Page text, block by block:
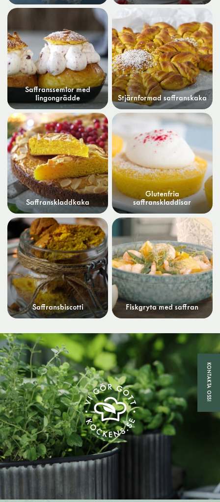
Saffranssemlor med
lingongrädde
Stjärnformad saffranskaka
Saffranskladdkaka
Glutenfria
saffranskladdisar
Saffransbiscotti Fiskgryta med saffran
KONTAKTA OSS!